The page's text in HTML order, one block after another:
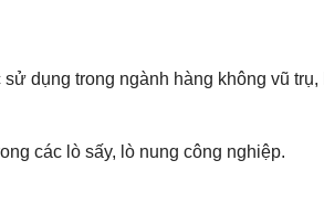
dụng trong ngành hàng không vũ trụ,
các lò sấy, lò nung công nghiệp.